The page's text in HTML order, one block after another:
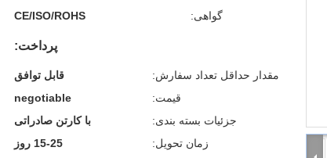
گواهی:
CE/ISO/ROHS
پرداخت:
مقدار حداقل تعداد سفارش:
قابل توافق
قیمت:
negotiable
جزئیات بسته بندی:
با کارتن صادراتی
زمان تحویل:
15-25 روز